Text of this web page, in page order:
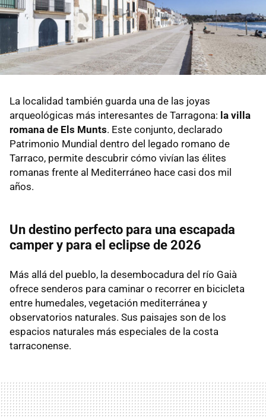
La localidad también guarda una de las joyas
arqueológicas más interesantes de Tarragona: la villa
romana de Els Munts. Este conjunto, declarado
Patrimonio Mundial dentro del legado romano de
Tarraco, permite descubrir cómo vivían las élites
romanas frente al Mediterráneo hace casi dos mil
años.
Un destino perfecto para una escapada
camper y para el eclipse de 2026
Más allá del pueblo, la desembocadura del río Gaià
ofrece senderos para caminar o recorrer en bicicleta
entre humedales, vegetación mediterránea y
observatorios naturales. Sus paisajes son de los
espacios naturales más especiales de la costa
tarraconense.